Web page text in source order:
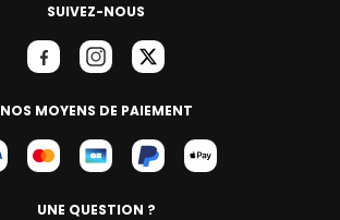
SUIVEZ-NOUS
NOS MOYENS DE PAIEMENT
UNE QUESTION ?